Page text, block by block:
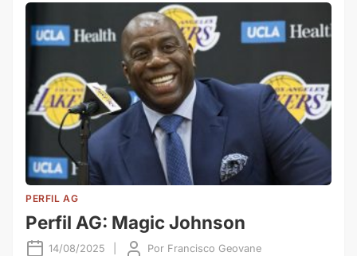
PERFIL AG
Perfil AG: Magic Johnson
14/08/2025 Por Francisco Geovane